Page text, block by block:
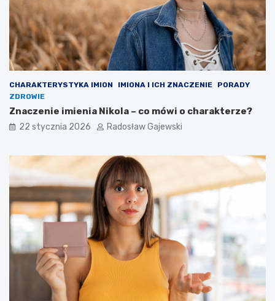
CHARAKTERYSTYKA IMION IMIONA I ICH ZNACZENIE
PORADY
ZDROWIE
Znaczenie imienia Nikola – co mówi o charakterze?
22 stycznia 2026 Radosław Gajewski